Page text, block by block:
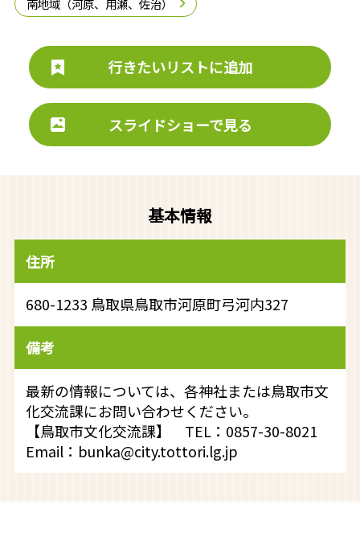
行きたいリストに追加
スライドショーで見る
基本情報
住所
680-1233 鳥取県鳥取市河原町弓河内327
備考
最新の情報については、各神社または鳥取市文
化交流課にお問い合わせください。
【鳥取市文化交流課】 TEL：0857-30-8021
Email：bunka@city.tottori.lg.jp